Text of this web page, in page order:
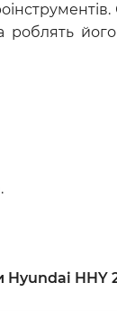
роблять
Hyundai HHY